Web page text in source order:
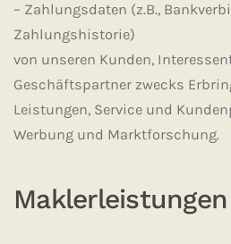
– Zahlungsdaten (z.B.,
Zahlungshistorie)
von unseren Kunden,
Geschäftspartner zwecks
Leistungen, Service und
Werbung und Marktforschung.
Maklerleistungen